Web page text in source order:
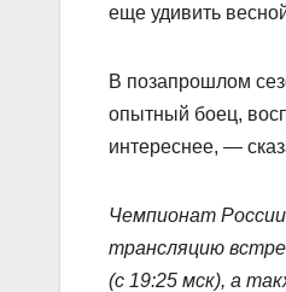
еще удивить
В позапрошлом
опытный боец,
интереснее, —
Чемпионат
трансляцию
(с 19:25 мск), а